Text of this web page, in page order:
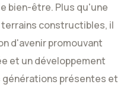
bien-être. Plus qu'une
constructibles, il
d'avenir promouvant
et un développement
générations présentes et